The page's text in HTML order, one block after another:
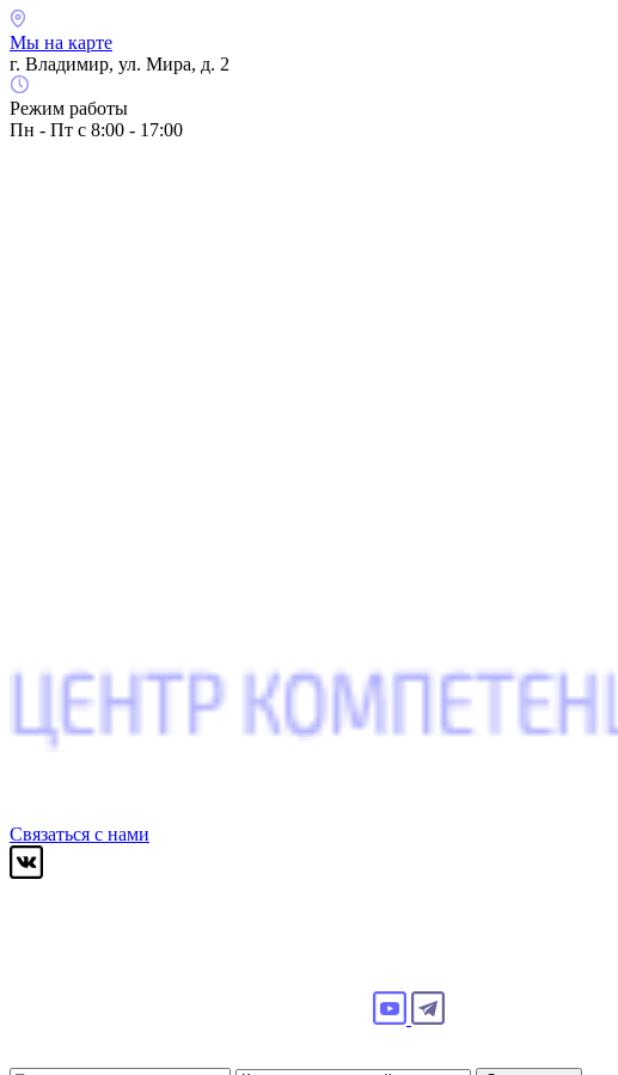
Мы на карте
г. Владимир, ул. Мира, д. 2
Режим работы
Пн - Пт с 8:00 - 17:00
Связаться с нами